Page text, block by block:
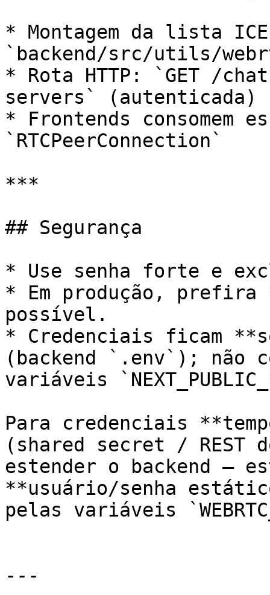
* Montagem da lista
`backend/src/utils/
* Rota HTTP: `GET /
servers` (autenticada)
* Frontends consomem
`RTCPeerConnection`
***
## Segurança
* Use senha forte e
* Em produção,
possível.
* Credenciais ficam
(backend `.env`); não
variáveis
Para credenciais
(shared secret / REST
estender o backend —
**usuário/senha
pelas variáveis
---